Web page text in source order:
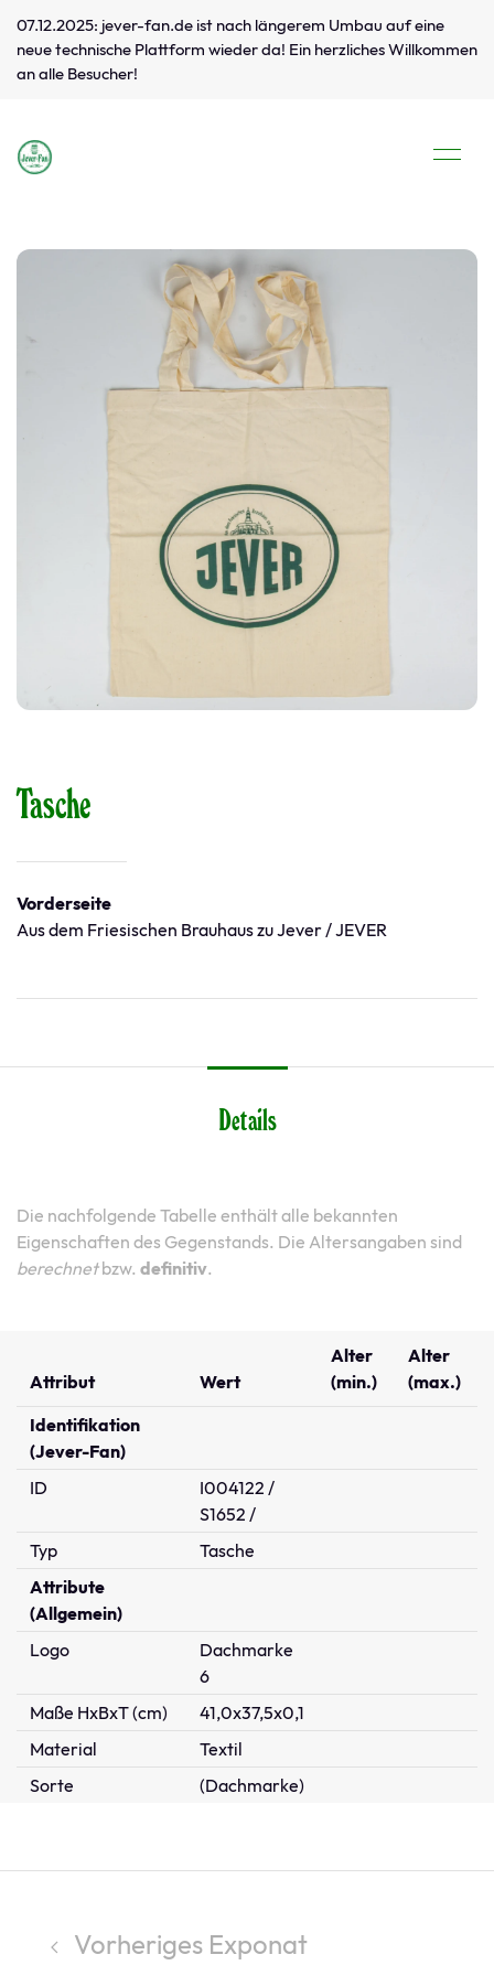
07.12.2025: jever-fan.de ist nach längerem Umbau auf eine
neue technische Plattform wieder da! Ein herzliches Willkommen
an alle Besucher!
Tasche
Vorderseite
Aus dem Friesischen Brauhaus zu Jever / JEVER
Details
Die nachfolgende Tabelle enthält alle bekannten
Eigenschaften des Gegenstands. Die Altersangaben sind
berechnetbzw. definitiv.
Attribut Wert
Alter
(min.)
Alter
(max.)
Identifikation
(Jever-Fan)
ID
I004122 /
S1652 /
Typ
Tasche
Attribute
(Allgemein)
Logo
Dachmarke
6
Maße HxBxT (cm)
41,0x37,5x0,1
Material
Textil
Sorte
(Dachmarke)
Vorheriges Exponat